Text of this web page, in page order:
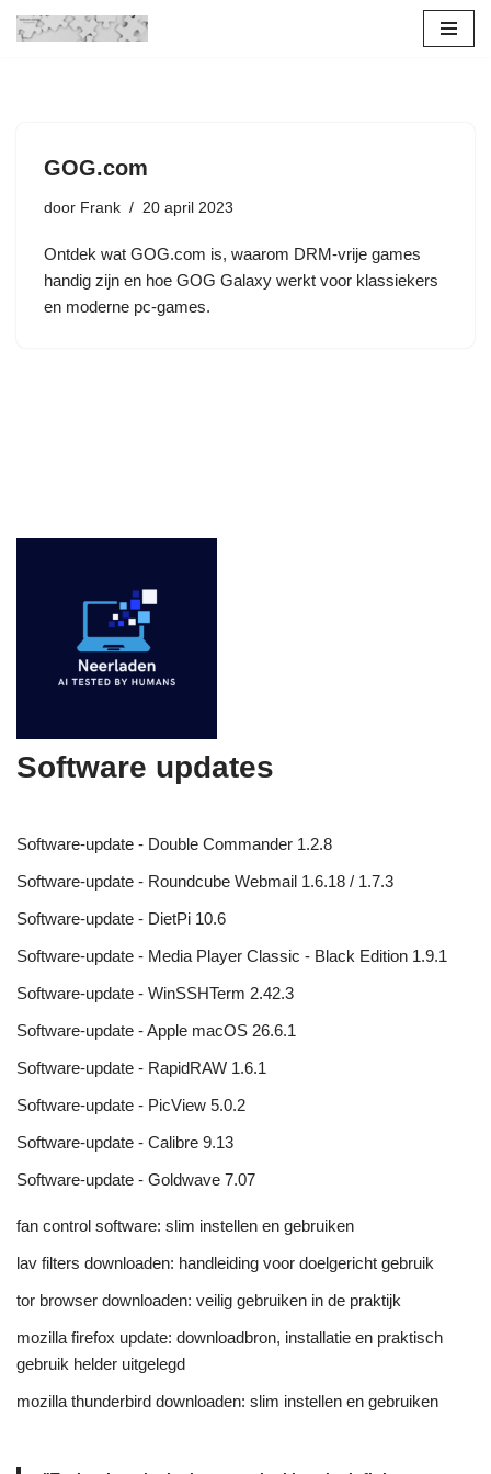
GOG.com
door Frank 20 april 2023
Ontdek wat GOG.com is, waarom DRM-vrije games
handig zijn en hoe GOG Galaxy werkt voor klassiekers
en moderne pc-games.
Software updates
Software-update - Double Commander 1.2.8
Software-update - Roundcube Webmail 1.6.18 / 1.7.3
Software-update - DietPi 10.6
Software-update - Media Player Classic - Black Edition 1.9.1
Software-update - WinSSHTerm 2.42.3
Software-update - Apple macOS 26.6.1
Software-update - RapidRAW 1.6.1
Software-update - PicView 5.0.2
Software-update - Calibre 9.13
Software-update - Goldwave 7.07
fan control software: slim instellen en gebruiken
lav filters downloaden: handleiding voor doelgericht gebruik
tor browser downloaden: veilig gebruiken in de praktijk
mozilla firefox update: downloadbron, installatie en praktisch
gebruik helder uitgelegd
mozilla thunderbird downloaden: slim instellen en gebruiken